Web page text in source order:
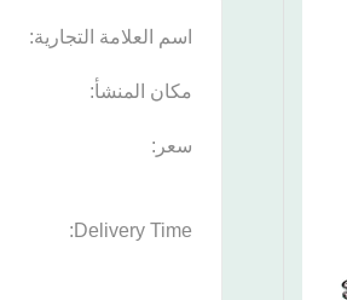
اسم العلامة التجارية:
مكان المنشأ:
سعر:
Delivery Time: